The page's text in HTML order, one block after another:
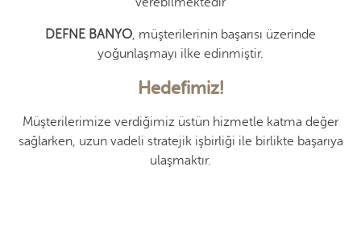
DEFNE BANYO , müşterilerinin başarısı üzerinde
yoğunlaşmayı ilke edinmiştir.
Hedefimiz!
Müşterilerimize verdiğimiz üstün hizmetle katma değer
sağlarken, uzun vadeli stratejik işbirliği ile birlikte başarıya
ulaşmaktır.